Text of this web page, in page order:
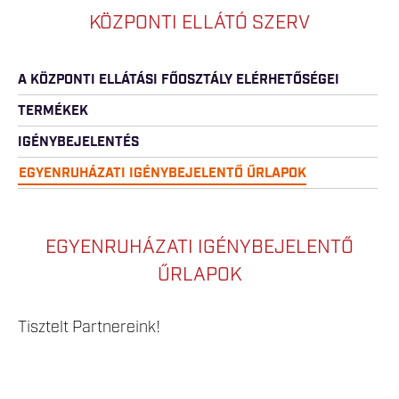
KÖZPONTI ELLÁTÓ SZERV
A KÖZPONTI ELLÁTÁSI FŐOSZTÁLY ELÉRHETŐSÉGEI
TERMÉKEK
IGÉNYBEJELENTÉS
EGYENRUHÁZATI IGÉNYBEJELENTŐ ŰRLAPOK
EGYENRUHÁZATI IGÉNYBEJELENTŐ
ŰRLAPOK
Tisztelt Partnereink!